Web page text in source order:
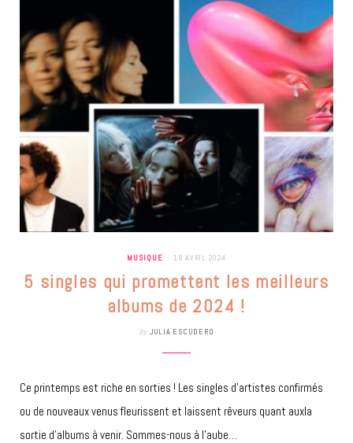
MUSIQUE 18 AVRIL 2024
5 singles qui promettent les meilleurs
albums de 2024 !
by JULIA ESCUDERO
Ce printemps est riche en sorties ! Les singles d’artistes confirmés
ou de nouveaux venus fleurissent et laissent rêveurs quant auxla
sortie d’albums à venir. Sommes-nous à l’aube…